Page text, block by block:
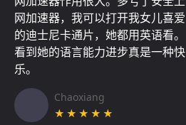
网加速器，我可以打开我女儿喜爱
的迪士尼卡通片，她都用英语看。
看到她的语言能力进步真是一种快
乐。
Chaoxiang
★★★★★